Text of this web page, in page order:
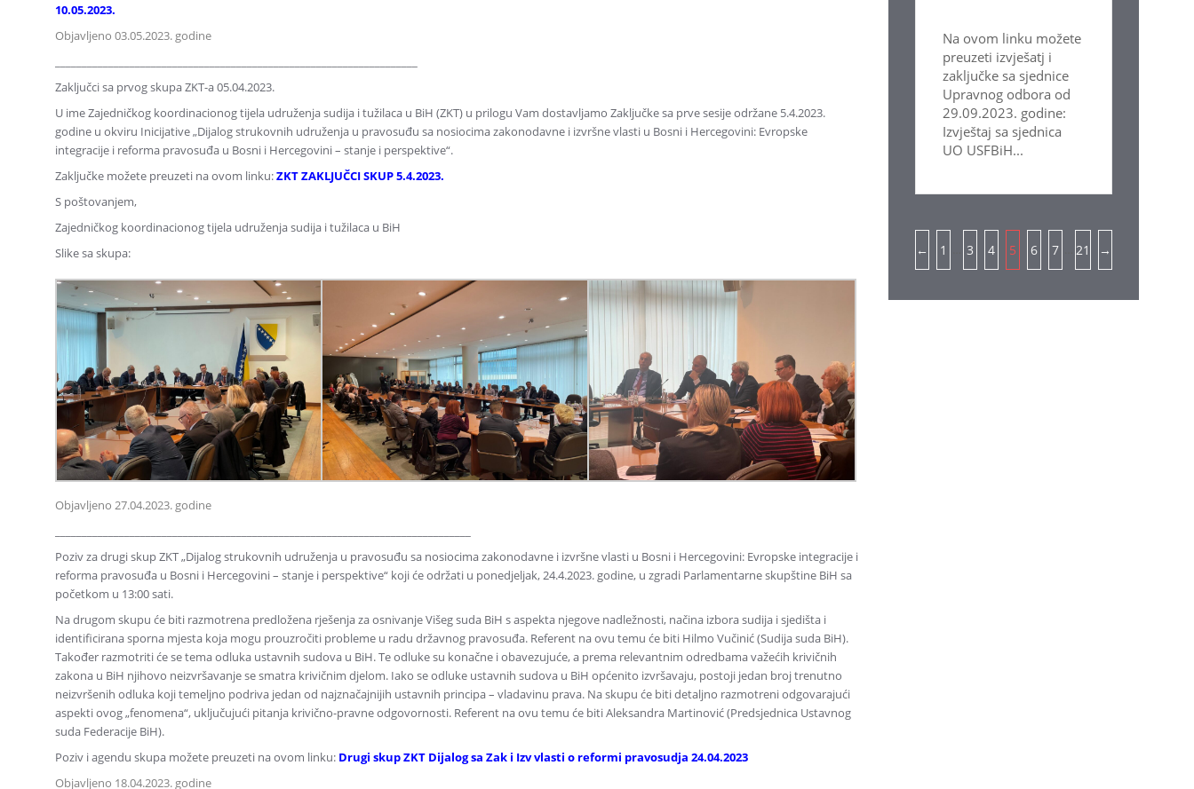
10.05.2023.
Objavljeno 03.05.2023. godine
Zaključci sa prvog skupa ZKT-a 05.04.2023.
U ime Zajedničkog koordinacionog tijela udruženja sudija i tužilaca u BiH (ZKT) u prilogu Vam dostavljamo Zaključke sa prve sesije održane 5.4.2023.
godine u okviru Inicijative „Dijalog strukovnih udruženja u pravosuđu sa nosiocima zakonodavne i izvršne vlasti u Bosni i Hercegovini: Evropske
integracije i reforma pravosuđa u Bosni i Hercegovini – stanje i perspektive“.
Zaključke možete preuzeti na ovom linku:ZKT ZAKLJUČCI SKUP 5.4.2023.
S poštovanjem,
Zajedničkog koordinacionog tijela udruženja sudija i tužilaca u BiH
Slike sa skupa:
Objavljeno 27.04.2023. godine
Poziv za drugi skup ZKT „Dijalog strukovnih udruženja u pravosuđu sa nosiocima zakonodavne i izvršne vlasti u Bosni i Hercegovini: Evropske integracije i
reforma pravosuđa u Bosni i Hercegovini – stanje i perspektive“ koji će održati u ponedjeljak, 24.4.2023. godine, u zgradi Parlamentarne skupštine BiH sa
početkom u 13:00 sati.
Na drugom skupu će biti razmotrena predložena rješenja za osnivanje Višeg suda BiH s aspekta njegove nadležnosti, načina izbora sudija i sjedišta i
identificirana sporna mjesta koja mogu prouzročiti probleme u radu državnog pravosuđa. Referent na ovu temu će biti Hilmo Vučinić (Sudija suda BiH).
Također razmotriti će se tema odluka ustavnih sudova u BiH. Te odluke su konačne i obavezujuće, a prema relevantnim odredbama važećih krivičnih
zakona u BiH njihovo neizvršavanje se smatra krivičnim djelom. Iako se odluke ustavnih sudova u BiH općenito izvršavaju, postoji jedan broj trenutno
neizvršenih odluka koji temeljno podriva jedan od najznačajnijih ustavnih principa – vladavinu prava. Na skupu će biti detaljno razmotreni odgovarajući
aspekti ovog „fenomena“, uključujući pitanja krivično-pravne odgovornosti. Referent na ovu temu će biti Aleksandra Martinović (Predsjednica Ustavnog
suda Federacije BiH).
Poziv i agendu skupa možete preuzeti na ovom linku: Drugi skup ZKT Dijalog sa Zak i Izv vlasti o reformi pravosudja 24.04.2023
Objavljeno 18.04.2023. godine
Na ovom linku možete
preuzeti izvješatj i
zaključke sa sjednice
Upravnog odbora od
29.09.2023. godine:
Izvještaj sa sjednica
UO USFBiH...
Pagination
← 1 3 4 5 6 7 21 →